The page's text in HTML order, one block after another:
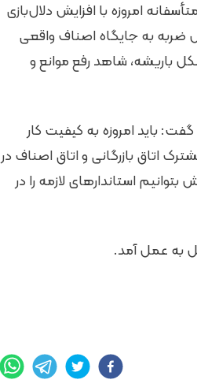
امروزه با افزایش دلال‌بازی
ضربه به جایگاه اصناف واقعی
باریشه، شاهد رفع موانع و
باید امروزه به کیفیت کار
اتاق بازرگانی و اتاق اصناف در
استاندارهای لازمه را در